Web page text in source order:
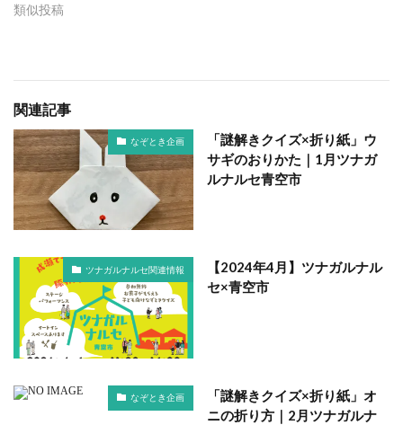
類似投稿
関連記事
なぞとき企画
「謎解きクイズ×折り紙」ウ
サギのおりかた｜1月ツナガ
ルナルセ青空市
ツナガルナルセ関連情報
【2024年4月】ツナガルナル
セ×青空市
なぞとき企画
「謎解きクイズ×折り紙」オ
ニの折り方｜2月ツナガルナ